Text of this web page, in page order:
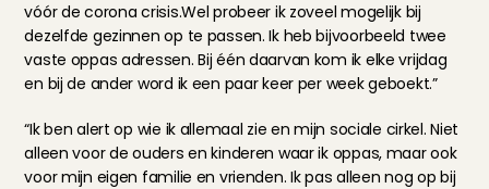
vóór de corona crisis.Wel probeer ik zoveel mogelijk bij
dezelfde gezinnen op te passen. Ik heb bijvoorbeeld twee
vaste oppas adressen. Bij één daarvan kom ik elke vrijdag
en bij de ander word ik een paar keer per week geboekt.”
“Ik ben alert op wie ik allemaal zie en mijn sociale cirkel. Niet
alleen voor de ouders en kinderen waar ik oppas, maar ook
voor mijn eigen familie en vrienden. Ik pas alleen nog op bij